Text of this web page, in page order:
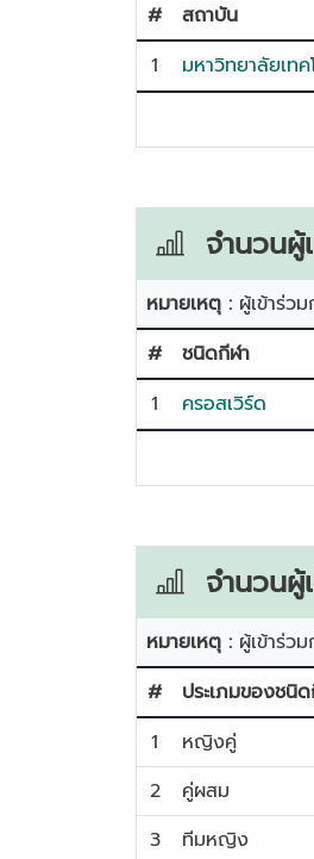
#
สถาบัน
1
มหาวิทยาลัยเท
จำนวนผู้
หมายเหตุ : ผู้เข้าร่ว
#
ชนิดกีฬา
1
ครอสเวิร์ด
จำนวนผู้
หมายเหตุ : ผู้เข้าร่ว
#
ประเภมของชนิ
1
หญิงคู่
2
คู่ผสม
3
ทีมหญิง